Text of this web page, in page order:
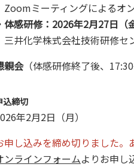
ミーティングによるオ
体感研修：2026年2月27日（
井化学株式会社技術研修セ
親会（体感研修終了後、17:30
込締切
年2月2日（月）
申し込みを締め切りました。
ンラインフォームよりお申し